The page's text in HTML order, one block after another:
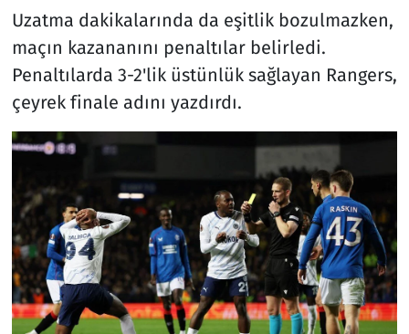
Uzatma dakikalarında da eşitlik bozulmazken,
maçın kazananını penaltılar belirledi.
Penaltılarda 3-2'lik üstünlük sağlayan Rangers,
çeyrek finale adını yazdırdı.